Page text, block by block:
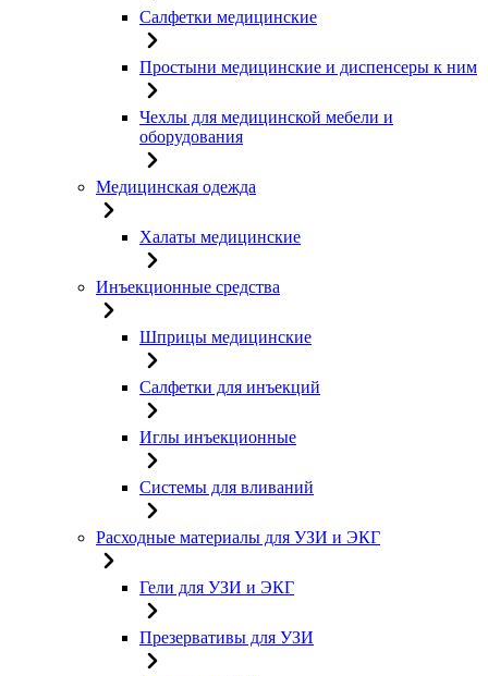
Салфетки медицинские
Простыни медицинские и диспенсеры к ним
Чехлы для медицинской мебели и
оборудования
Медицинская одежда
Халаты медицинские
Инъекционные средства
Шприцы медицинские
Салфетки для инъекций
Иглы инъекционные
Системы для вливаний
Расходные материалы для УЗИ и ЭКГ
Гели для УЗИ и ЭКГ
Презервативы для УЗИ